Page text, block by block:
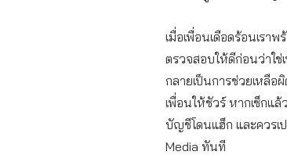
เมื่อเพื่อนเดือดร้อนเรา
ตรวจสอบให้ดีก่อนว่าใช่
กลายเป็นการช่วยเหลือ
เพื่อนให้ชัวร์ หากเช็กแล้
บัญชีโดนแฮ็ก และควรเ
Media ทันที